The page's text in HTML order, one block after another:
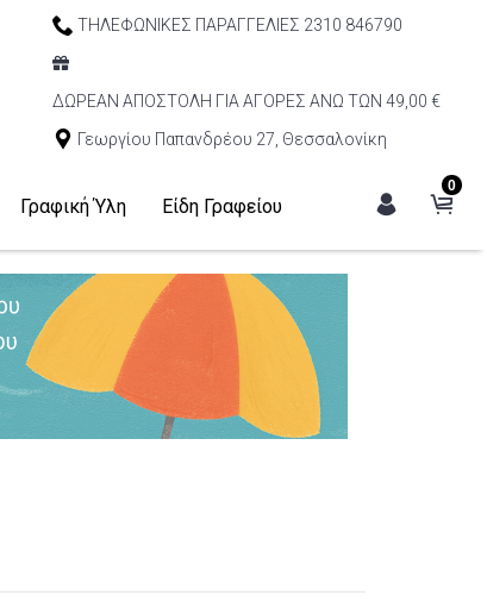
ΤΗΛΕΦΩΝΙΚΕΣ ΠΑΡΑΓΓΕΛΙΕΣ 2310 846790
ΔΩΡΕΑΝ ΑΠΟΣΤΟΛΗ ΓΙΑ ΑΓΟΡΕΣ ΑΝΩ ΤΩΝ 49,00 €
Γεωργίου Παπανδρέου 27, Θεσσαλονίκη
0
Γραφική Ύλη Είδη Γραφείου